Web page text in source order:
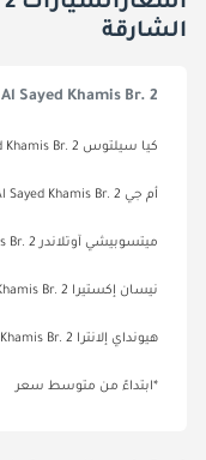
الشارقة
Al Sayed Khamis Br. 2
كيا سيلتوس Al Sayed Khamis Br. 2
أم جي ZS Al Sayed Khamis Br. 2
ميتسوبيشي آوتلاندر Al Sayed Khamis Br. 2
نيسان إكستيرا Al Sayed Khamis Br. 2
هيونداي إلانترا Al Sayed Khamis Br. 2
*ابتداءً من متوسط سعر